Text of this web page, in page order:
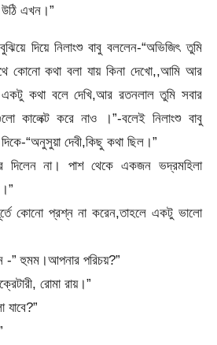
এখন।”
দিয়ে নিলাংশু বাবু বললেন-“অভিজিৎ তুমি
কোনো কথা বলা যায় কিনা দেখো,,আমি আর
কথা বলে দেখি,আর রতনলাল তুমি সবার
কালেক্ট করে নাও ।”-বলেই নিলাংশু বাবু
“অনুসুয়া দেবী,কিছু কথা ছিল।”
দিলেন না। পাশ থেকে একজন ভদ্রমহিলা
কোনো প্রশ্ন না করেন,তাহলে একটু ভালো
-” হুমম।আপনার পরিচয়?”
রোমা রায়।”
যাবে?”